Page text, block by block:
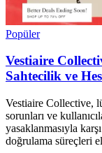
Popüler
Vestiaire
Sahtecilik ve
Vestiaire Collective,
sorunları ve
yasaklanmasıyla
doğrulama süreçleri